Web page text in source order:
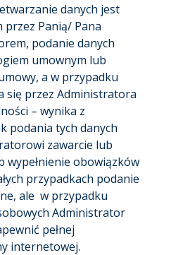
danych jest
przez Panią/ Pana
podanie danych
umownym lub
a w przypadku
się przez Administratora
– wynika z
podania tych danych
zawarcie lub
wypełnienie obowiązków
przypadkach podanie
ale w przypadku
Administrator
pełnej
internetowej.